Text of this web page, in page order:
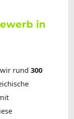
in
rund 300